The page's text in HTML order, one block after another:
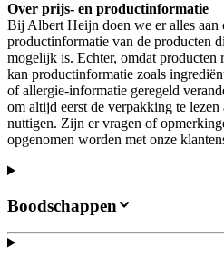
Over prijs- en productinformatie
Bij Albert Heijn doen we er alles aan
productinformatie van de producten
mogelijk is. Echter, omdat producten
kan productinformatie zoals
of allergie-informatie geregeld
om altijd eerst de verpakking te
nuttigen. Zijn er vragen of
opgenomen worden met onze
Boodschappen